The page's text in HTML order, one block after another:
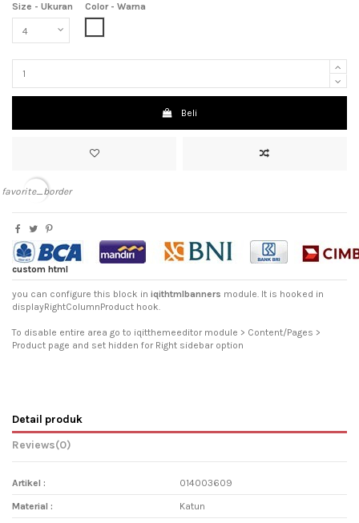
Size - Ukuran
Color - Warna
Beli
favorite_border
custom html
you can configure this block in iqithtmlbanners module. It is hooked in
displayRightColumnProduct hook.
To disable entire area go to iqitthemeeditor module > Content/Pages >
Product page and set hidden for Right sidebar option
Detail produk
Reviews(0)
Artikel : 014003609
Material : Katun